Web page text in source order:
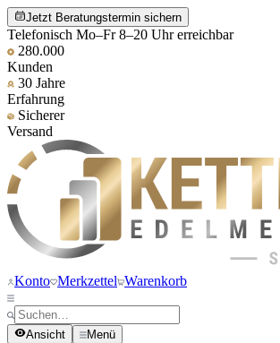
Jetzt Beratungstermin sichern
Telefonisch Mo–Fr 8–20 Uhr erreichbar
280.000
Kunden
30 Jahre
Erfahrung
Sicherer
Versand
Konto Merkzettel Warenkorb
Ansicht Menü